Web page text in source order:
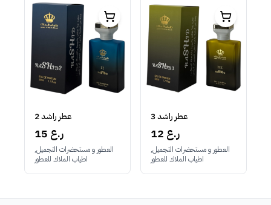
عطر راشد 2
15 ر.ع
العطور و مستحضرات التجميل,
اطياب الملاك للعطور
عطر راشد 3
12 ر.ع
العطور و مستحضرات التجميل,
اطياب الملاك للعطور